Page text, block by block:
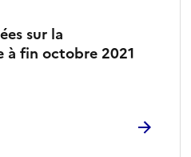
sur la
à fin octobre 2021